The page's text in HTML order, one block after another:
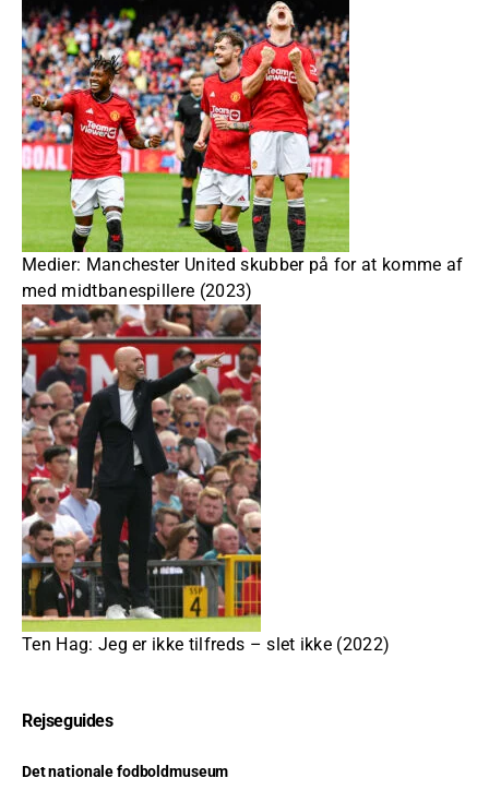
Medier: Manchester United skubber på for at komme af
med midtbanespillere (2023)
Ten Hag: Jeg er ikke tilfreds – slet ikke (2022)
Rejseguides
Det nationale fodboldmuseum